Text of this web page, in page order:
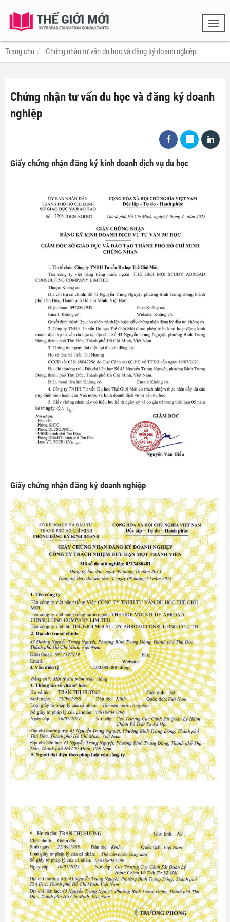
Trang chủ
Chứng nhận tư vấn du học và đăng ký doanh nghiệp
Chứng nhận tư vấn du học và đăng ký doanh
nghiệp
Giấy chứng nhận đăng ký kinh doanh dịch vụ du học
Giấy chứng nhận đăng ký doanh nghiệp